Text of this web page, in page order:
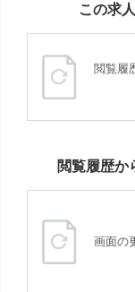
この求
閲覧履
閲覧履歴か
画面の